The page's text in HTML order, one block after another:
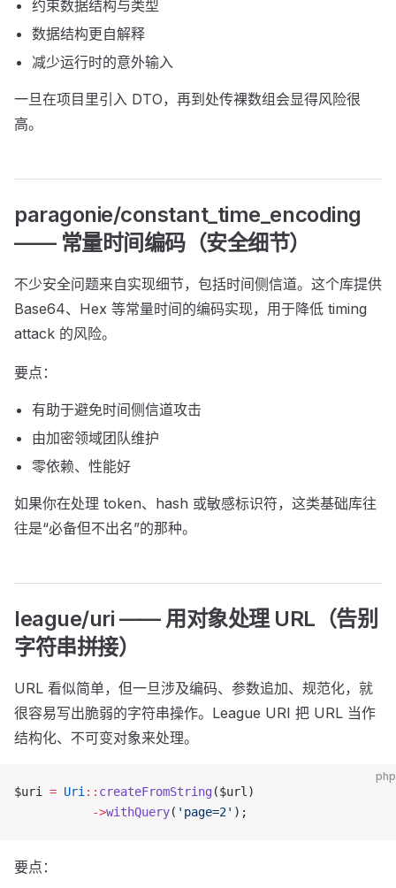
约束数据结构与类型
数据结构更自解释
减少运行时的意外输入
一旦在项目里引入 DTO，再到处传裸数组会显得风险很
高。
paragonie/constant_time_encoding
—— 常量时间编码（安全细节）
不少安全问题来自实现细节，包括时间侧信道。这个库提供
Base64、Hex 等常量时间的编码实现，用于降低 timing
attack 的风险。
要点：
有助于避免时间侧信道攻击
由加密领域团队维护
零依赖、性能好
如果你在处理 token、hash 或敏感标识符，这类基础库往
往是“必备但不出名”的那种。
league/uri —— 用对象处理 URL（告别
字符串拼接）
URL 看似简单，但一旦涉及编码、参数追加、规范化，就
很容易写出脆弱的字符串操作。League URI 把 URL 当作
结构化、不可变对象来处理。
php
$uri = Uri :: createFromString ($url)
           ->
withQuery( 'page=2' );
要点：